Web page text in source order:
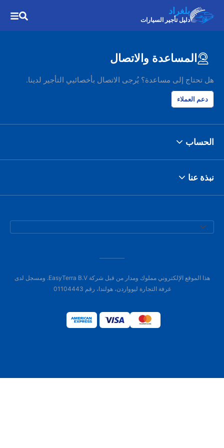
بلغراد
دليل تأجير السيارات
المساعدة والاتصال
هل تحتاج إلى مساعدة؟ يُرجى الاتصال بأخصائيي التأجير لدينا.
دعم العملاء
الحساب
نبذة عنا
هذا الموقع الإلكتروني مملوك ومدار من قبل شركة EasyTerra B.V. ومسجل لدى
غرفة التجارة ليوواردن، هولندا، رقم 01104443